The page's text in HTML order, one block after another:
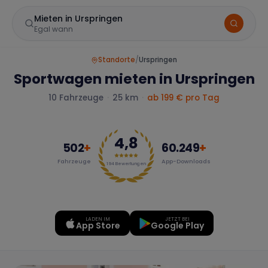
Mieten in Urspringen
Egal wann
Marke
Mercedes BMW Audi
Standorte/Urspringen
Sportwagen mieten in Urspringen
10 Fahrzeuge 25 km ab 199 € pro Tag
502+
Fahrzeuge
4,8
194Bewertungen
60.249+
App-Downloads
LADEN IM
App Store
JETZT BEI
Google Play